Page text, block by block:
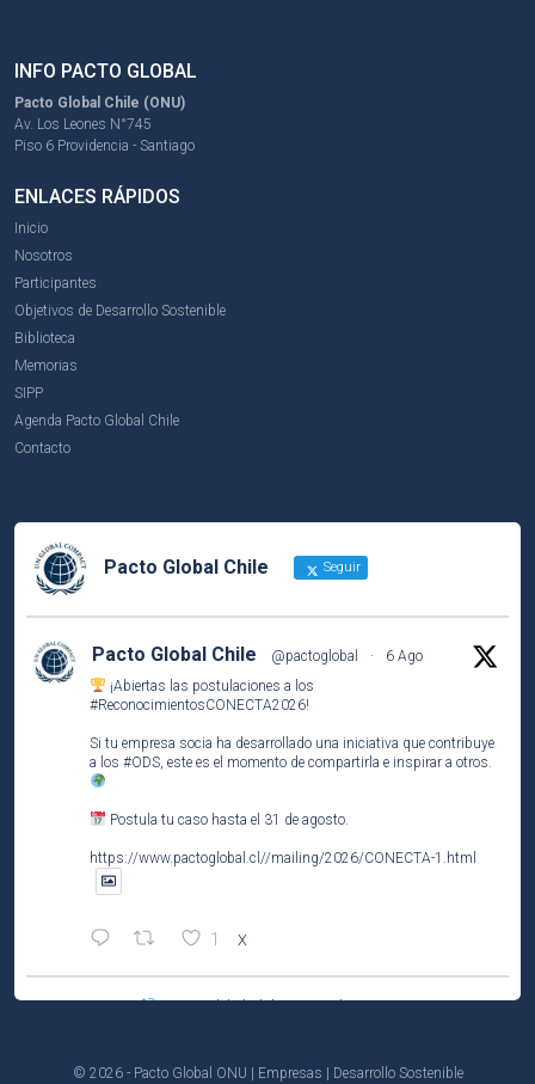
INFO PACTO GLOBAL
Pacto Global Chile (ONU)
Av. Los Leones N°745
Piso 6 Providencia - Santiago
ENLACES RÁPIDOS
Inicio
Nosotros
Participantes
Objetivos de Desarrollo Sostenible
Biblioteca
Memorias
SIPP
Agenda Pacto Global Chile
Contacto
Pacto Global Chile Seguir
Pacto Global Chile @pactoglobal ·
6 Ago
¡Abiertas las postulaciones a los
#ReconocimientosCONECTA2026!
Si tu empresa socia ha desarrollado una iniciativa que contribuye
a los #ODS, este es el momento de compartirla e inspirar a otros.
Postula tu caso hasta el 31 de agosto.
https://www.pactoglobal.cl//mailing/2026/CONECTA-1.html
1 X
Pacto Global Chile Retuiteado
Participa del tercer encuentro del ciclo El Caso de Negocio de la
© 2026 - Pacto Global ONU | Empresas | Desarrollo Sostenible